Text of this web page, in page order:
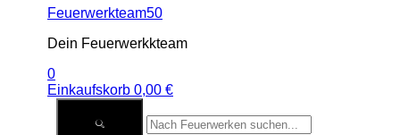
Feuerwerkteam50
Dein Feuerwerkkteam
0
Einkaufskorb 0,00 €